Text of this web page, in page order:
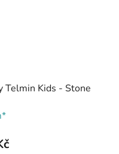
Telmin Kids - Stone